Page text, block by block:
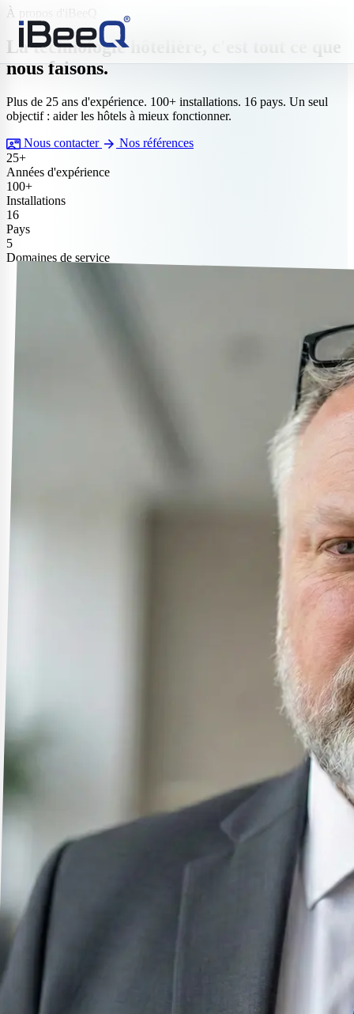
À propos d'iBeeQ
La technologie hôtelière, c'est tout ce que
nous faisons.
Plus de 25 ans d'expérience. 100+ installations. 16 pays. Un seul
objectif : aider les hôtels à mieux fonctionner.
contact_mail Nous contacter arrow_forward Nos références
25+
Années d'expérience
100+
Installations
16
Pays
5
Domaines de service